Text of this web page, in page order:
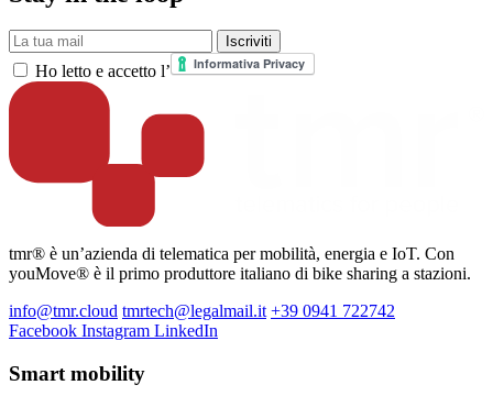
La tua mail Iscriviti
Ho letto e accetto l’
tmr® è un’azienda di telematica per mobilità, energia e IoT. Con
youMove® è il primo produttore italiano di bike sharing a stazioni.
info@tmr.cloud tmrtech@legalmail.it +39 0941 722742
Facebook Instagram LinkedIn
Smart mobility